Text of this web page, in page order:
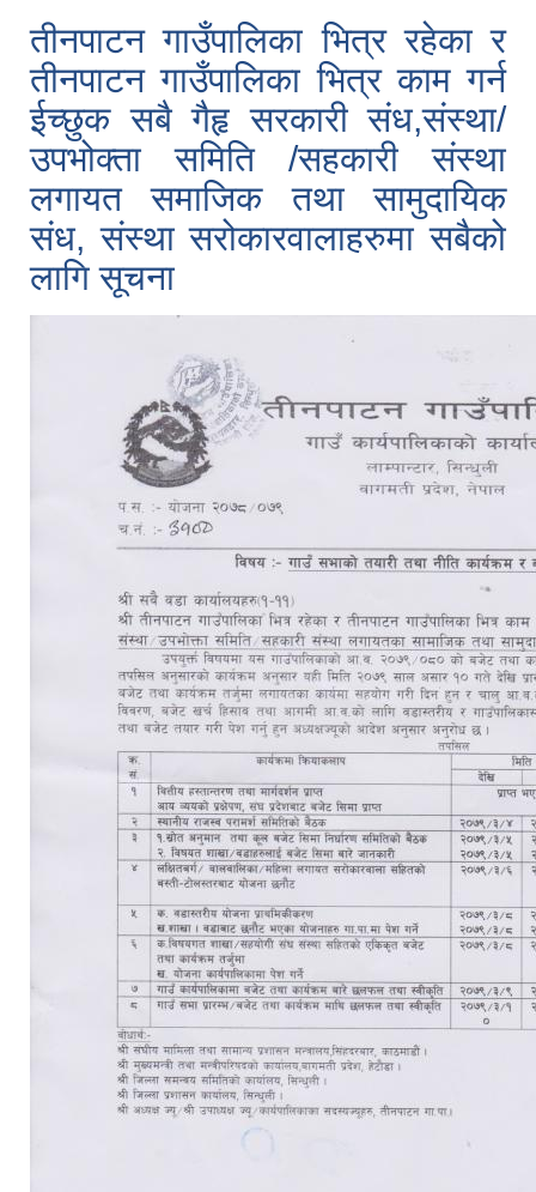
तीनपाटन गाउँपालिका भित्र रहेका र
तीनपाटन गाउँपालिका भित्र काम गर्न
ईच्छुक सबै गैहृ सरकारी संध,संस्था/
उपभोक्ता समिति /सहकारी संस्था
लगायत समाजिक तथा सामुदायिक
संध, संस्था सरोकारवालाहरुमा सबैको
लागि सूचना